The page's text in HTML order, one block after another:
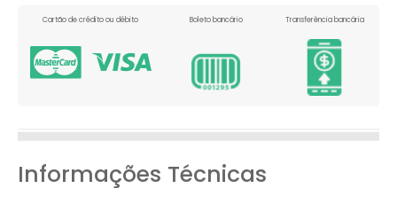
Cartão de crédito ou débito Boleto bancário Transferência bancária
Informações Técnicas